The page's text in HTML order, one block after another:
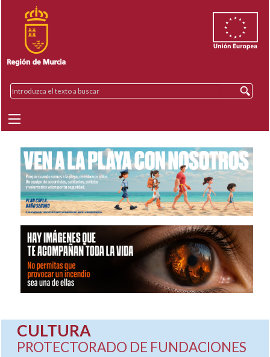
CULTURA
PROTECTORADO DE FUNDACIONES